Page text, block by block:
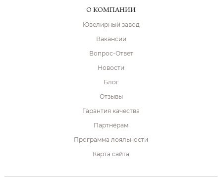
О КОМПАНИИ
Ювелирный завод
Вакансии
Вопрос-Ответ
Новости
Блог
Отзывы
Гарантия качества
Партнёрам
Программа лояльности
Карта сайта